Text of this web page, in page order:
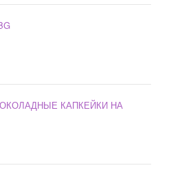
КАПКЕЙКИ НА